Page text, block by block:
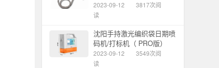
2023-09-12
3817次阅
读
沈阳手持激光编织袋日期喷
码机/打标机（ PRO版）
2023-09-12
3549次阅
读